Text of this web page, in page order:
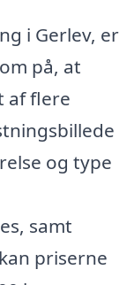
i Gerlev, er
på, at
af flere
og type
samt
priserne